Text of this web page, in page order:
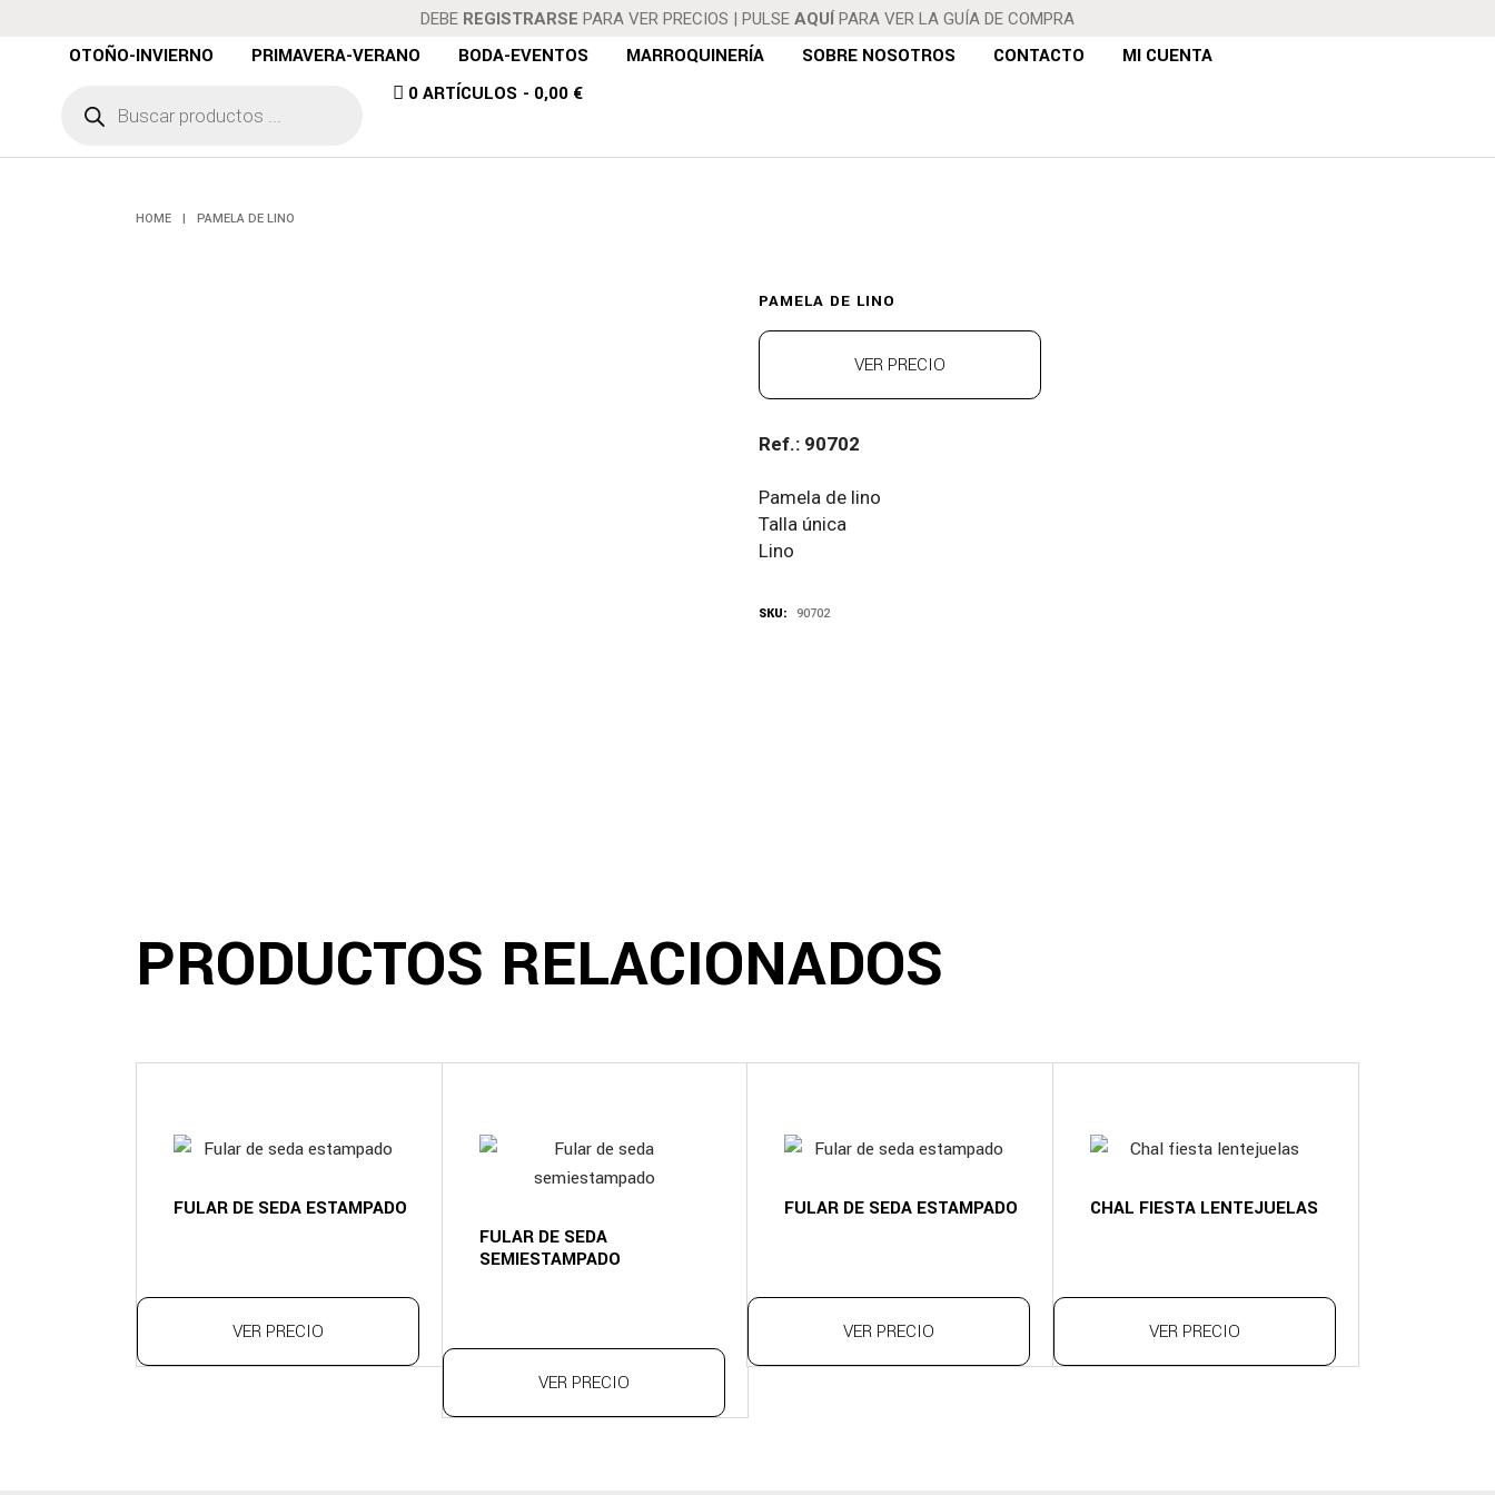
DEBE REGISTRARSE PARA VER PRECIOS | PULSE AQUÍ PARA VER LA GUÍA DE COMPRA
OTOÑO-INVIERNO PRIMAVERA-VERANO BODA-EVENTOS MARROQUINERÍA SOBRE NOSOTROS CONTACTO
MI CUENTA
productos
0 ARTÍCULOS 0,00 €
PAMELA DE LINO
HOME | PAMELA DE LINO
PAMELA DE LINO
VER PRECIO
Ref.: 90702
Pamela de lino
Talla única
Lino
SKU: 90702
PRODUCTOS RELACIONADOS
FULAR DE SEDA ESTAMPADO
VER PRECIO
FULAR DE SEDA
SEMIESTAMPADO
VER PRECIO
FULAR DE SEDA ESTAMPADO
VER PRECIO
CHAL FIESTA LENTEJUELAS
VER PRECIO